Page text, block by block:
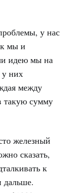
у нас
мы и
идею мы на
них
между
такую сумму
железный
сказать,
к
дальше.